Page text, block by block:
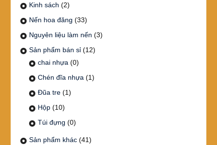
Kinh sách (2)
Nến hoa đăng (33)
Nguyên liệu làm nến (3)
Sản phẩm bán sỉ (12)
chai nhựa (0)
Chén đĩa nhựa (1)
Đũa tre (1)
Hộp (10)
Túi đựng (0)
Sản phẩm khác (41)